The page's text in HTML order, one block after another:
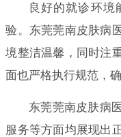
良好的就诊环境
验。东莞莞南皮肤病
境整洁温馨，同时注
面也严格执行规范，
东莞莞南皮肤病
服务等方面均展现出